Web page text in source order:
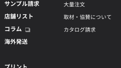
サンプル請求
店舗リスト
コラム
海外発送
大量注文
取材・協賛について
カタログ請求
プリント